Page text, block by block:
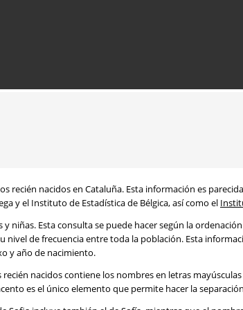
recién nacidos en Cataluña. Esta información es
y el Instituto de Estadística de Bélgica, así como el
niñas. Esta consulta se puede hacer según la
de frecuencia entre toda la población. Esta
y año de nacimiento.
nacidos contiene los nombres en letras
es el único elemento que permite hacer la